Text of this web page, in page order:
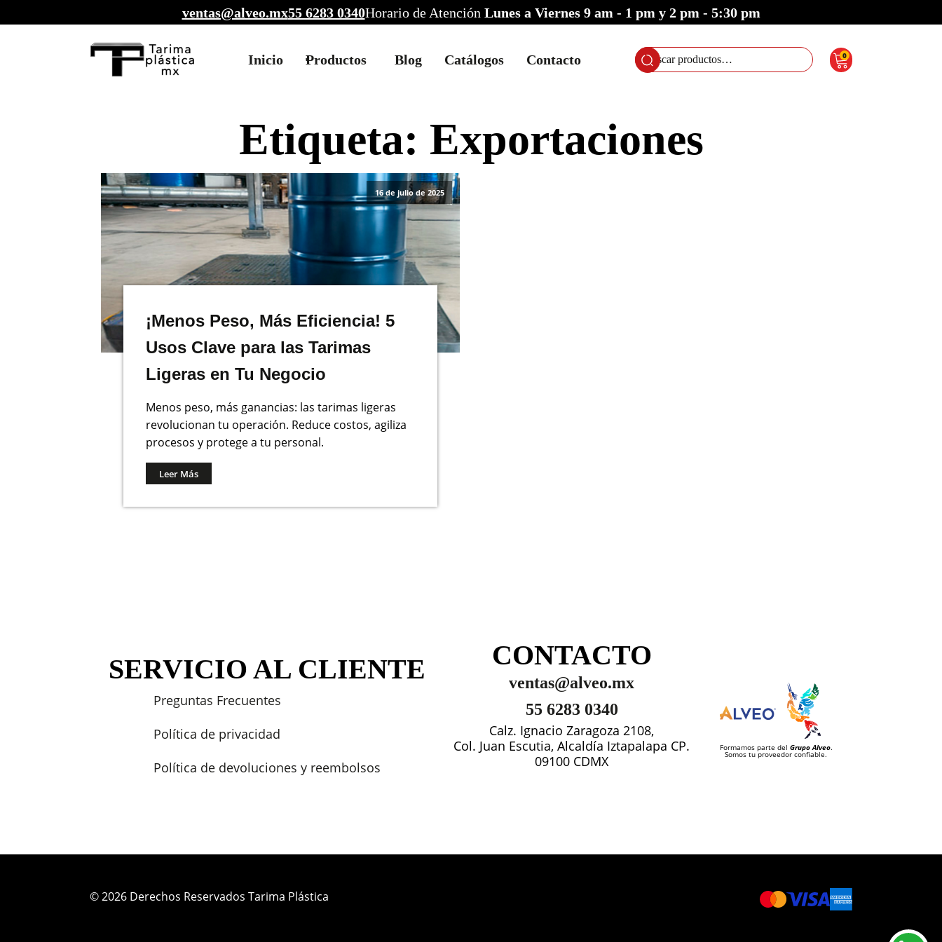
ventas@alveo.mx55 6283 0340Horario de Atención Lunes a Viernes 9 am - 1 pm y 2 pm - 5:30 pm
Inicio Productos Blog Catálogos Contacto
Buscar
por:
0
Etiqueta: Exportaciones
16 de julio de 2025
¡Menos Peso, Más Eficiencia! 5
Usos Clave para las Tarimas
Ligeras en Tu Negocio
Menos peso, más ganancias: las tarimas ligeras
revolucionan tu operación. Reduce costos, agiliza
procesos y protege a tu personal.
Leer Más
SERVICIO AL CLIENTE
Preguntas Frecuentes
Política de privacidad
Política de devoluciones y reembolsos
CONTACTO
ventas@alveo.mx
55 6283 0340
Calz. Ignacio Zaragoza 2108,
Col. Juan Escutia, Alcaldía Iztapalapa CP.
09100 CDMX
Formamos parte del Grupo Alveo.
Somos tu proveedor confiable.
© 2026 Derechos Reservados Tarima Plástica